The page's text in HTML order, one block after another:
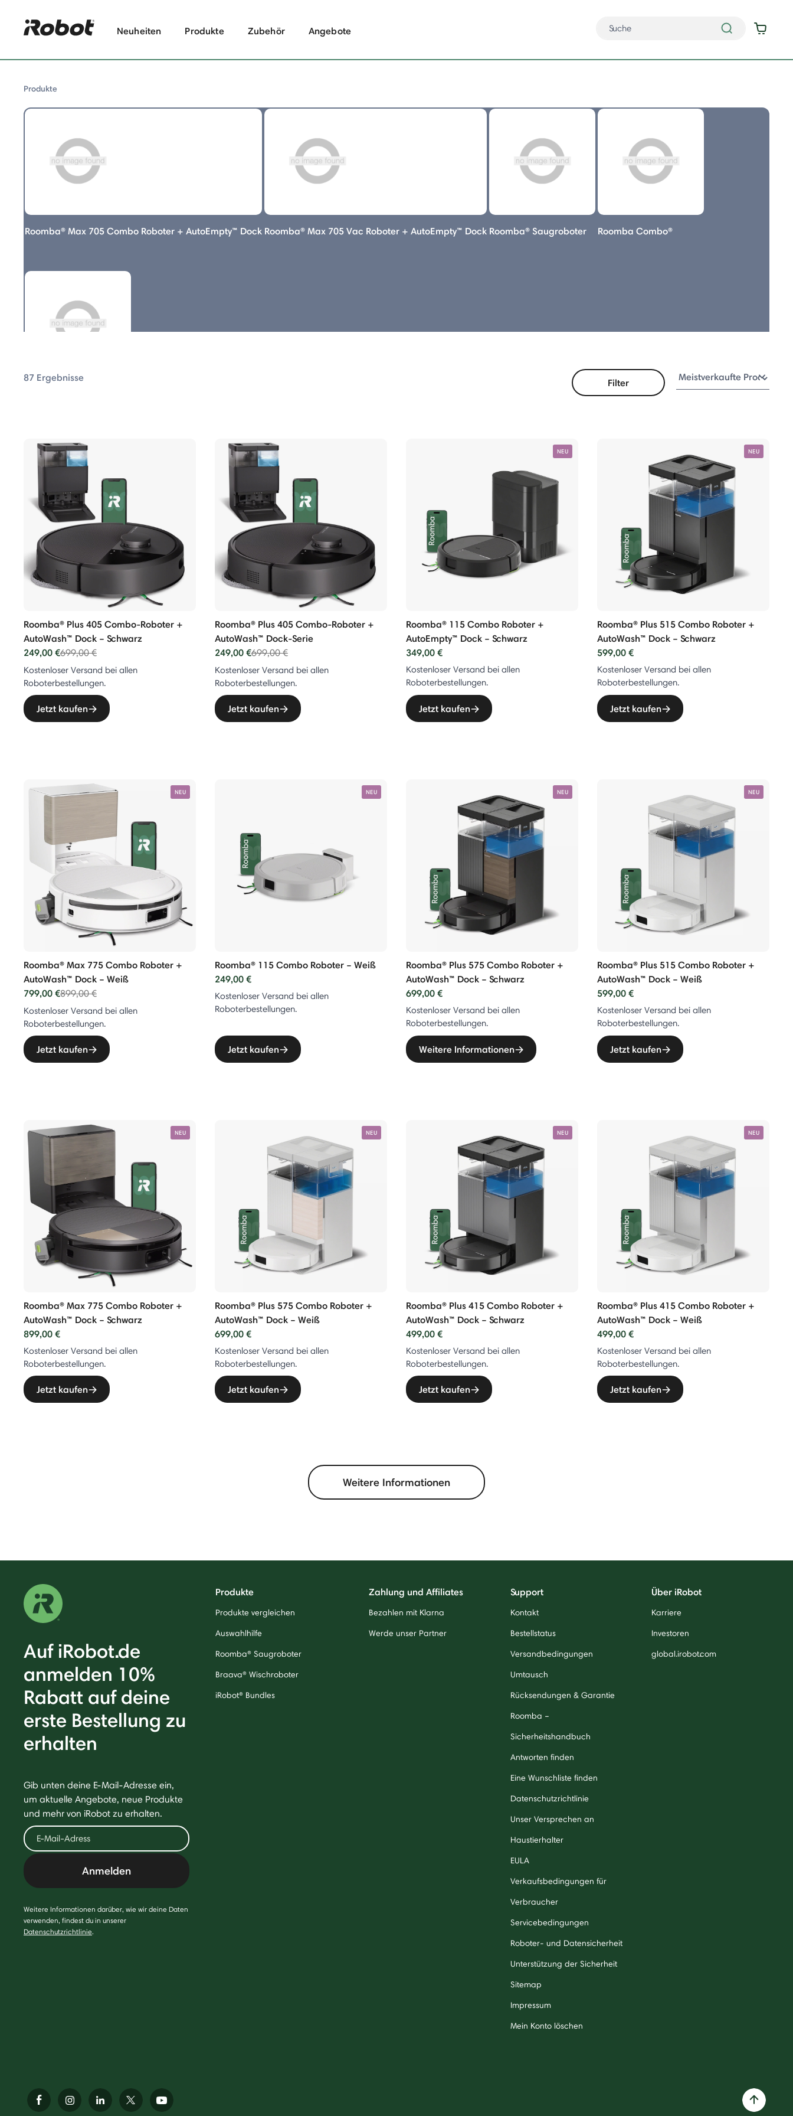
Neuheiten Produkte Zubehör Angebote
Produkte
Roomba® Max 705 Combo Roboter + AutoEmpty™ Dock Roomba® Max 705 Vac Roboter + AutoEmpty™ Dock Roomba® Saugroboter Roomba Combo®
Combo
AutoEmpty™-Dock
Roboter
Roboter + AutoEmpty™ Dock
Roboter + AutoEmpty™ Dock
87 Ergebnisse Filter
Roomba® Plus 405 Combo-Roboter +
AutoWash™ Dock – Schwarz
249,00 €Price reduced from
699,00 €to
Kostenloser Versand bei allen
Roboterbestellungen.
Jetzt kaufen
Roomba® Plus 405 Combo-Roboter +
AutoWash™ Dock-Serie
249,00 €Price reduced from
699,00 €to
Kostenloser Versand bei allen
Roboterbestellungen.
Jetzt kaufen
NEU
Roomba® 115 Combo Roboter +
AutoEmpty™ Dock – Schwarz
349,00 €
Kostenloser Versand bei allen
Roboterbestellungen.
Jetzt kaufen
NEU
Roomba® Plus 515 Combo Roboter +
AutoWash™ Dock – Schwarz
599,00 €
Kostenloser Versand bei allen
Roboterbestellungen.
Jetzt kaufen
NEU
Roomba® Max 775 Combo Roboter +
AutoWash™ Dock – Weiß
799,00 €Price reduced from
899,00 €to
Kostenloser Versand bei allen
Roboterbestellungen.
Jetzt kaufen
NEU
Roomba® 115 Combo Roboter – Weiß
249,00 €
Kostenloser Versand bei allen
Roboterbestellungen.
Jetzt kaufen
NEU
Roomba® Plus 575 Combo Roboter +
AutoWash™ Dock – Schwarz
699,00 €
Kostenloser Versand bei allen
Roboterbestellungen.
Weitere Informationen
NEU
Roomba® Plus 515 Combo Roboter +
AutoWash™ Dock – Weiß
599,00 €
Kostenloser Versand bei allen
Roboterbestellungen.
Jetzt kaufen
NEU
Roomba® Max 775 Combo Roboter +
AutoWash™ Dock – Schwarz
899,00 €
Kostenloser Versand bei allen
Roboterbestellungen.
Jetzt kaufen
NEU
Roomba® Plus 575 Combo Roboter +
AutoWash™ Dock – Weiß
699,00 €
Kostenloser Versand bei allen
Roboterbestellungen.
Jetzt kaufen
NEU
Roomba® Plus 415 Combo Roboter +
AutoWash™ Dock – Schwarz
499,00 €
Kostenloser Versand bei allen
Roboterbestellungen.
Jetzt kaufen
NEU
Roomba® Plus 415 Combo Roboter +
AutoWash™ Dock – Weiß
499,00 €
Kostenloser Versand bei allen
Roboterbestellungen.
Jetzt kaufen
Weitere Informationen
Auf iRobot.de
anmelden 10%
Rabatt auf deine
erste Bestellung zu
erhalten
Gib unten deine E-Mail-Adresse ein,
um aktuelle Angebote, neue Produkte
und mehr von iRobot zu erhalten.
Anmelden
Weitere Informationen darüber, wie wir deine Daten
verwenden, findest du in unserer
Datenschutzrichtlinie.
Produkte
Produkte vergleichen
Auswahlhilfe
Roomba® Saugroboter
Braava® Wischroboter
iRobot® Bundles
Zahlung und Affiliates
Bezahlen mit Klarna
Werde unser Partner
Support
Kontakt
Bestellstatus
Versandbedingungen
Umtausch
Rücksendungen & Garantie
Roomba –
Sicherheitshandbuch
Antworten finden
Eine Wunschliste finden
Datenschutzrichtlinie
Unser Versprechen an
Haustierhalter
EULA
Verkaufsbedingungen für
Verbraucher
Servicebedingungen
Roboter- und Datensicherheit
Unterstützung der Sicherheit
Sitemap
Impressum
Mein Konto löschen
Über iRobot
Karriere
Investoren
global.irobot.com